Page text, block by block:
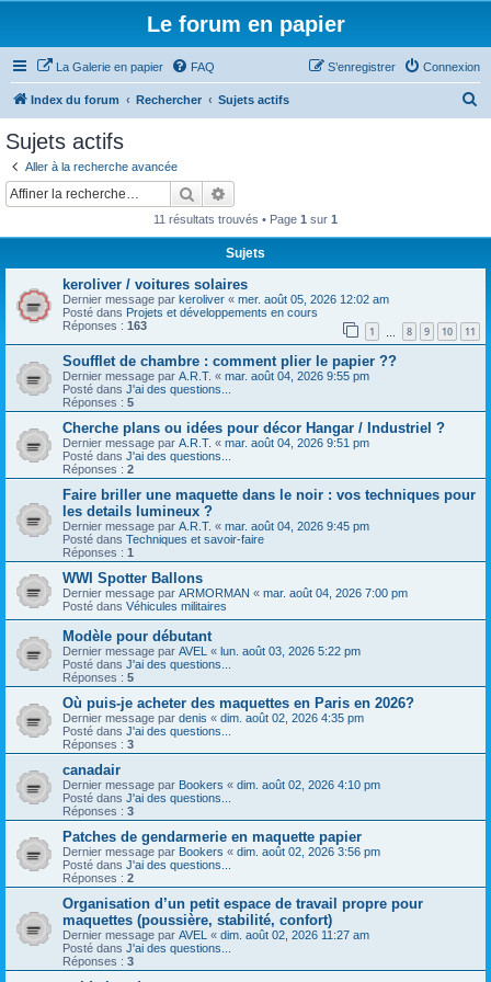
Le forum en papier
La Galerie en papier FAQ Connexion
S’enregistrer
Index du forum Rechercher Sujets actifs
Sujets actifs
Aller à la recherche avancée
Rechercher
11 résultats trouvés • Page 1 sur 1
Sujets
keroliver / voitures solaires
Dernier message par keroliver « mer. août 05, 2026 12:02 am
Posté dans Projets et développements en cours
Réponses : 163 1 8 9 10 11
Soufflet de chambre : comment plier le papier ??
Dernier message par A.R.T. « mar. août 04, 2026 9:55 pm
Posté dans J'ai des questions...
Réponses : 5
Cherche plans ou idées pour décor Hangar / Industriel ?
Dernier message par A.R.T. « mar. août 04, 2026 9:51 pm
Posté dans J'ai des questions...
Réponses : 2
Faire briller une maquette dans le noir : vos techniques pour
les details lumineux ?
Dernier message par A.R.T. « mar. août 04, 2026 9:45 pm
Posté dans Techniques et savoir-faire
Réponses : 1
WWI Spotter Ballons
Dernier message par ARMORMAN « mar. août 04, 2026 7:00 pm
Posté dans Véhicules militaires
Modèle pour débutant
Dernier message par AVEL « lun. août 03, 2026 5:22 pm
Posté dans J'ai des questions...
Réponses : 5
Où puis-je acheter des maquettes en Paris en 2026?
Dernier message par denis « dim. août 02, 2026 4:35 pm
Posté dans J'ai des questions...
Réponses : 3
canadair
Dernier message par Bookers « dim. août 02, 2026 4:10 pm
Posté dans J'ai des questions...
Réponses : 3
Patches de gendarmerie en maquette papier
Dernier message par Bookers « dim. août 02, 2026 3:56 pm
Posté dans J'ai des questions...
Réponses : 2
Organisation d’un petit espace de travail propre pour
maquettes (poussière, stabilité, confort)
Dernier message par AVEL « dim. août 02, 2026 11:27 am
Posté dans J'ai des questions...
Réponses : 3